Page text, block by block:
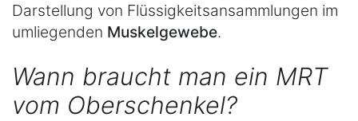
Darstellung von Flüssigkeitsansammlungen im
umliegenden Muskelgewebe.
Wann braucht man ein MRT
vom Oberschenkel?